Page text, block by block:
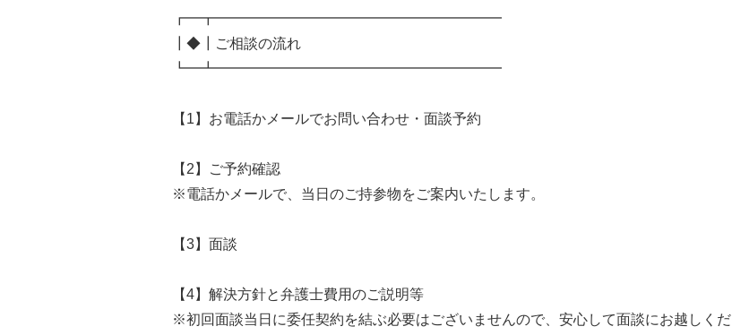
┏━┳━━━━━━━━━━━━━━━━━━━━
┃◆┃ご相談の流れ
┗━┻━━━━━━━━━━━━━━━━━━━━
【1】お電話かメールでお問い合わせ・面談予約
【2】ご予約確認
※電話かメールで、当日のご持参物をご案内いたします。
【3】面談
【4】解決方針と弁護士費用のご説明等
※初回面談当日に委任契約を結ぶ必要はございませんので、安心して面談にお越しくだ